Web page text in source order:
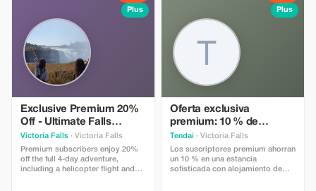
Plus
Exclusive Premium 20%
Off - Ultimate Falls
Experience
Victoria Falls · Victoria Falls
Premium subscribers enjoy 20%
off the full 4-day adventure,
including a helicopter flight and
Plus
Oferta exclusiva
premium: 10 % de
descuento
Tendai · Victoria Falls
Los suscriptores premium ahorran
un 10 % en una estancia
sofisticada con alojamiento de